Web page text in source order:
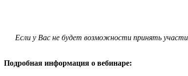
Если у Вас не будет возможности принять
Подробная информация о вебинаре: